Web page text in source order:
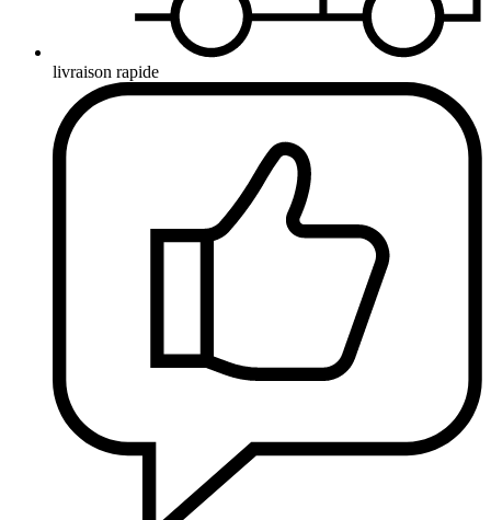
livraison rapide